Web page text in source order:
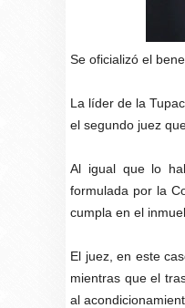
Se oficializó el
La líder de la
el segundo juez
Al igual que lo
formulada por la
cumpla en el
El juez, en este
mientras que el
al